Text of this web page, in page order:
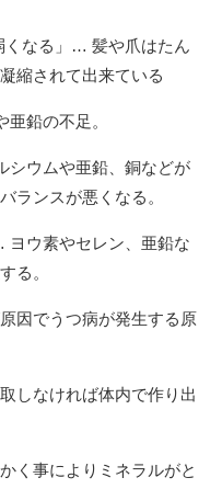
くなる」… 髪や爪はたん
縮されて出来ている
鉛の不足。
シウムや亜鉛、銅などが
ランスが悪くなる。
ヨウ素やセレン、亜鉛な
る。
因でうつ病が発生する原
しなければ体内で作り出
く事によりミネラルがと